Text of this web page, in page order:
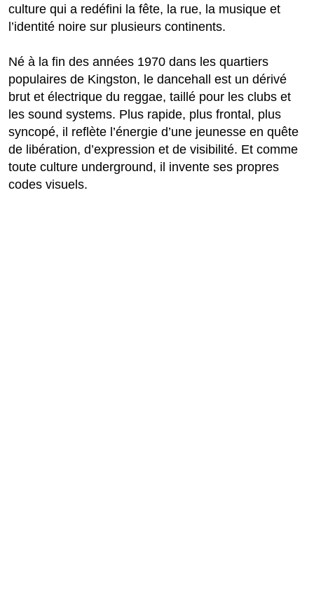
culture qui a redéfini la fête, la rue, la musique et
l’identité noire sur plusieurs continents.
Né à la fin des années 1970 dans les quartiers
populaires de Kingston, le dancehall est un dérivé
brut et électrique du reggae, taillé pour les clubs et
les sound systems. Plus rapide, plus frontal, plus
syncopé, il reflète l’énergie d’une jeunesse en quête
de libération, d’expression et de visibilité. Et comme
toute culture underground, il invente ses propres
codes visuels.